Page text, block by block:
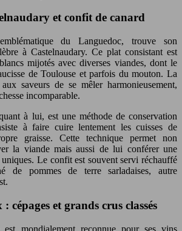
et confit de canard
du Languedoc, trouve son
à Castelnaudary. Ce plat consistant est
mijotés avec diverses viandes, dont le
de Toulouse et parfois du mouton. La
saveurs de se mêler harmonieusement,
incomparable.
à lui, est une méthode de conservation
à faire cuire lentement les cuisses de
graisse. Cette technique permet non
la viande mais aussi de lui conférer une
uniques. Le confit est souvent servi réchauffé
de pommes de terre sarladaises, autre
cépages et grands crus classés
mondialement reconnue pour ses vins